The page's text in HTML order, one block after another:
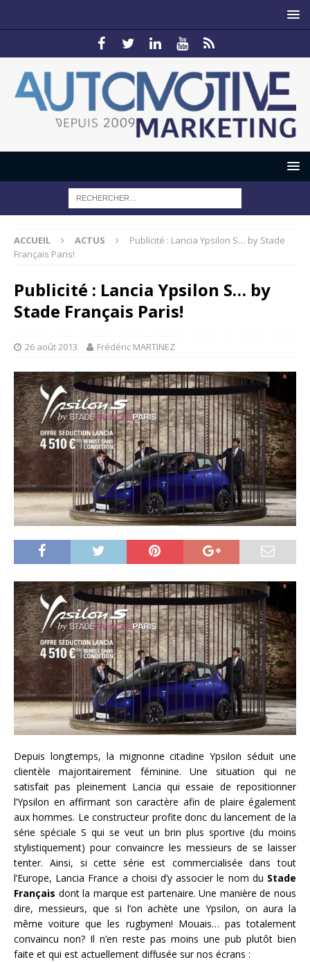
ACCUEIL ACTUS
Publicité : Lancia Ypsilon S… by Stade
Français Paris!
Publicité : Lancia Ypsilon S… by
Stade Français Paris!
26 août 2013 Frédéric MARTINEZ
Depuis longtemps, la mignonne citadine Ypsilon séduit une
clientèle majoritairement féminine. Une situation qui ne
satisfait pas pleinement Lancia qui essaie de repositionner
l’Ypsilon en affirmant son caractère afin de plaire également
aux hommes. Le constructeur profite donc du lancement de la
série spéciale S qui se veut un brin plus sportive (du moins
stylistiquement) pour convaincre les messieurs de se laisser
tenter. Ainsi, si cette série est commercialisée dans tout
l’Europe, Lancia France a choisi d’y associer le nom du Stade
Français dont la marque est partenaire. Une manière de nous
dire, messieurs, que si l’on achète une Ypsilon, on aura la
même voiture que les rugbymen! Mouais… pas totalement
convaincu non? Il n’en reste pas moins une pub plutôt bien
faite et qui est actuellement diffusée sur nos écrans :